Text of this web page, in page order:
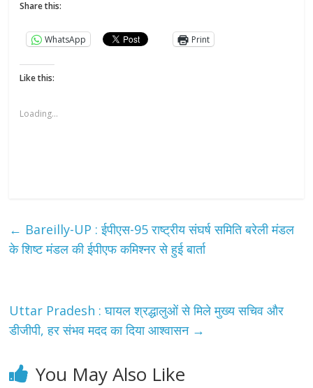
Share this:
WhatsApp Print
Like this:
Loading...
← Bareilly-UP : ईपीएस-95 राष्ट्रीय संघर्ष समिति बरेली मंडल
के शिष्ट मंडल की ईपीएफ कमिश्नर से हुई बार्ता
Uttar Pradesh : घायल श्रद्धालुओं से मिले मुख्य सचिव और
डीजीपी, हर संभव मदद का दिया आश्वासन →
You May Also Like